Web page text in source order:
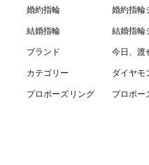
婚約指輪
結婚指輪
ブランド
カテゴリー
プロポーズリング
婚約指輪
結婚指輪
今日、渡
ダイヤモ
プロポー